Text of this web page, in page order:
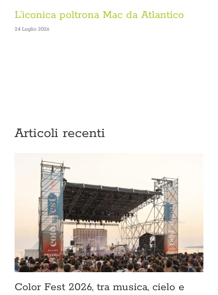
L’iconica poltrona Mac da Atlantico
24 Luglio 2026
Articoli recenti
Color Fest 2026, tra musica, cielo e